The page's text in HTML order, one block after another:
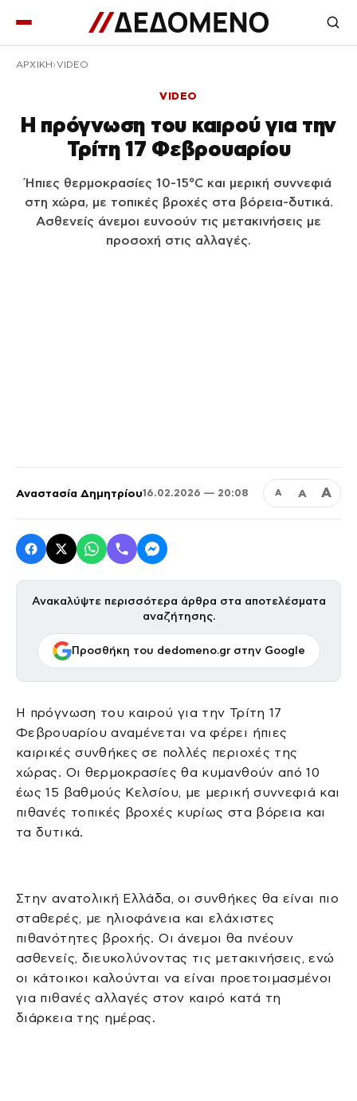
ΑΡΧΙΚΉ VIDEO
VIDEO
Η πρόγνωση του καιρού για την
Τρίτη 17 Φεβρουαρίου
Ήπιες θερμοκρασίες 10-15°C και μερική συννεφιά
στη χώρα, με τοπικές βροχές στα βόρεια-δυτικά.
Ασθενείς άνεμοι ευνοούν τις μετακινήσεις με
προσοχή στις αλλαγές.
Αναστασία Δημητρίου16.02.2026 — 20:08 Α Α Α
Ανακαλύψτε περισσότερα άρθρα στα αποτελέσματα
αναζήτησης.
Προσθήκη του dedomeno.gr στην Google
Η πρόγνωση του καιρού για την Τρίτη 17
Φεβρουαρίου αναμένεται να φέρει ήπιες
καιρικές συνθήκες σε πολλές περιοχές της
χώρας. Οι θερμοκρασίες θα κυμανθούν από 10
έως 15 βαθμούς Κελσίου, με μερική συννεφιά και
πιθανές τοπικές βροχές κυρίως στα βόρεια και
τα δυτικά.
Στην ανατολική Ελλάδα, οι συνθήκες θα είναι πιο
σταθερές, με ηλιοφάνεια και ελάχιστες
πιθανότητες βροχής. Οι άνεμοι θα πνέουν
ασθενείς, διευκολύνοντας τις μετακινήσεις, ενώ
οι κάτοικοι καλούνται να είναι προετοιμασμένοι
για πιθανές αλλαγές στον καιρό κατά τη
διάρκεια της ημέρας.